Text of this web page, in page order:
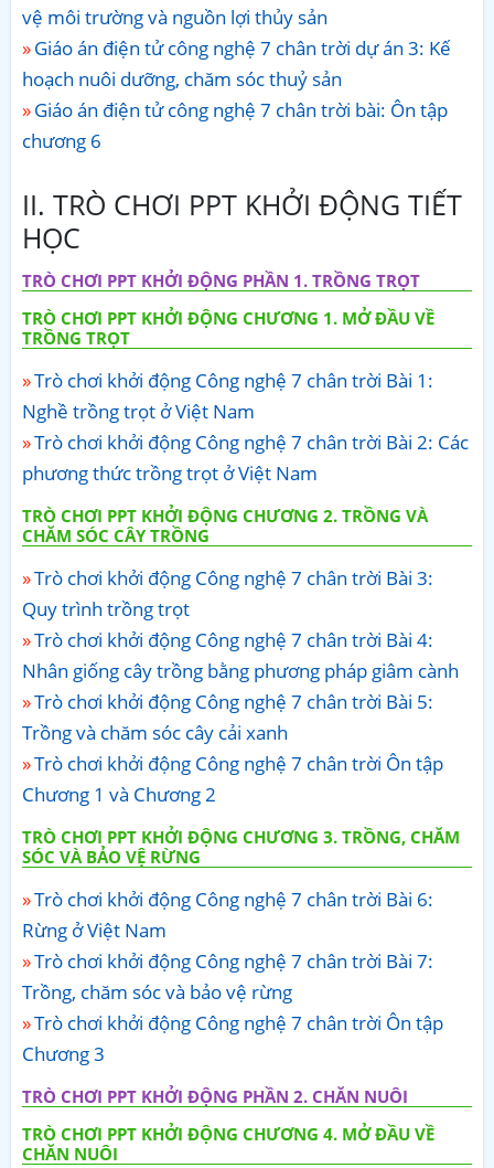
vệ môi trường và nguồn lợi thủy sản
Giáo án điện tử công nghệ 7 chân trời dự án 3: Kế
hoạch nuôi dưỡng, chăm sóc thuỷ sản
Giáo án điện tử công nghệ 7 chân trời bài: Ôn tập
chương 6
II. TRÒ CHƠI PPT KHỞI ĐỘNG TIẾT
HỌC
TRÒ CHƠI PPT KHỞI ĐỘNG PHẦN 1. TRỒNG TRỌT
TRÒ CHƠI PPT KHỞI ĐỘNG CHƯƠNG 1. MỞ ĐẦU VỀ
TRỒNG TRỌT
Trò chơi khởi động Công nghệ 7 chân trời Bài 1:
Nghề trồng trọt ở Việt Nam
Trò chơi khởi động Công nghệ 7 chân trời Bài 2: Các
phương thức trồng trọt ở Việt Nam
TRÒ CHƠI PPT KHỞI ĐỘNG CHƯƠNG 2. TRỒNG VÀ
CHĂM SÓC CÂY TRỒNG
Trò chơi khởi động Công nghệ 7 chân trời Bài 3:
Quy trình trồng trọt
Trò chơi khởi động Công nghệ 7 chân trời Bài 4:
Nhân giống cây trồng bằng phương pháp giâm cành
Trò chơi khởi động Công nghệ 7 chân trời Bài 5:
Trồng và chăm sóc cây cải xanh
Trò chơi khởi động Công nghệ 7 chân trời Ôn tập
Chương 1 và Chương 2
TRÒ CHƠI PPT KHỞI ĐỘNG CHƯƠNG 3. TRỒNG, CHĂM
SÓC VÀ BẢO VỆ RỪNG
Trò chơi khởi động Công nghệ 7 chân trời Bài 6:
Rừng ở Việt Nam
Trò chơi khởi động Công nghệ 7 chân trời Bài 7:
Trồng, chăm sóc và bảo vệ rừng
Trò chơi khởi động Công nghệ 7 chân trời Ôn tập
Chương 3
TRÒ CHƠI PPT KHỞI ĐỘNG PHẦN 2. CHĂN NUÔI
TRÒ CHƠI PPT KHỞI ĐỘNG CHƯƠNG 4. MỞ ĐẦU VỀ
CHĂN NUÔI